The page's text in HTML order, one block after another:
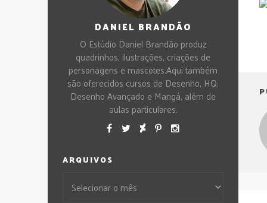
DANIEL BRANDÃO
O Estúdio Daniel Brandão produz
quadrinhos, ilustrações, criações de
personagens e mascotes.Aqui também
são oferecidos cursos de Desenho, HQ,
Desenho Avançado e Mangá, além de
aulas particulares.
ARQUIVOS